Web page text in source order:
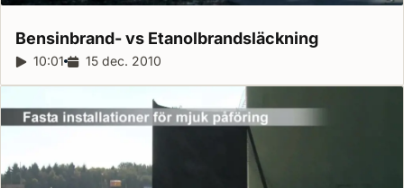
Bensinbrand- vs Etanolbrandsläckning
Reportagelängd:
10:01 Releasedatum:
15 dec. 2010